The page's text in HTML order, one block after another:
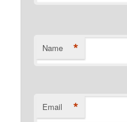
Name *
Email *